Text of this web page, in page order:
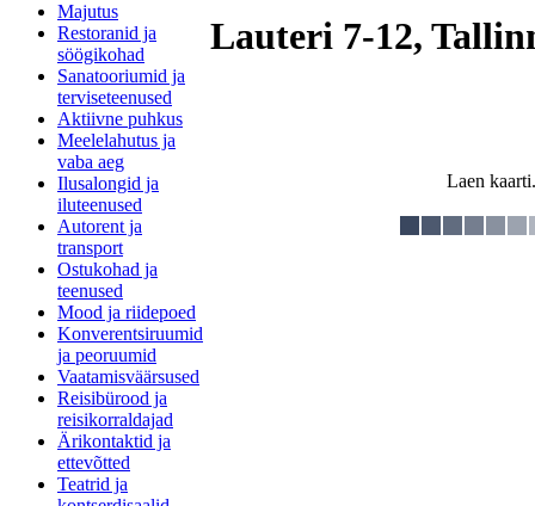
Majutus
Restoranid ja
söögikohad
Sanatooriumid ja
terviseteenused
Aktiivne puhkus
Meelelahutus ja
vaba aeg
Ilusalongid ja
iluteenused
Autorent ja
transport
Ostukohad ja
teenused
Mood ja riidepoed
Konverentsiruumid
ja peoruumid
Vaatamisväärsused
Reisibürood ja
reisikorraldajad
Ärikontaktid ja
ettevõtted
Teatrid ja
Lauteri 7-12,
Laen